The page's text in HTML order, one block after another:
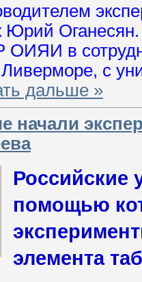
Юрий
в
с
дальше »
начали
Российские
помощью
элемента